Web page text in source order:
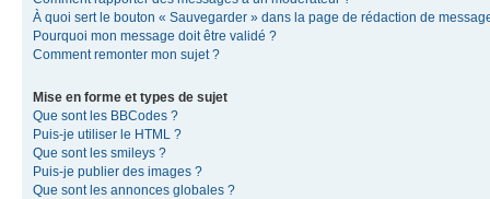
À quoi sert le bouton « Sauvegarder » dans la page de rédaction de
Pourquoi mon message doit être validé ?
Comment remonter mon sujet ?
Mise en forme et types de sujet
Que sont les BBCodes ?
Puis-je utiliser le HTML ?
Que sont les smileys ?
Puis-je publier des images ?
Que sont les annonces globales ?